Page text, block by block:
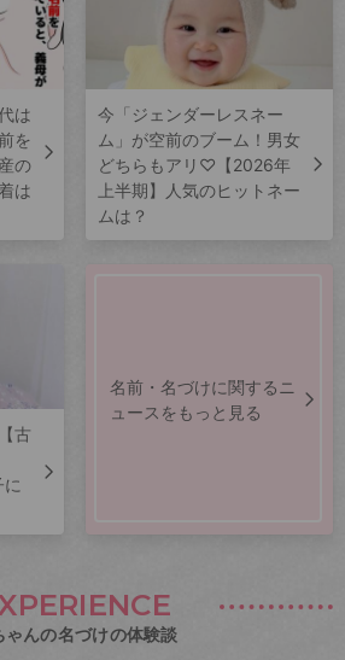
は
を
の
は
今「ジェンダーレスネー
ム」が空前のブーム！男女
どちらもアリ♡【2026年
上半期】人気のヒットネー
ムは？
古
名前・名づけに関するニ
ュースをもっと見る
ゃんの名づけの体験談